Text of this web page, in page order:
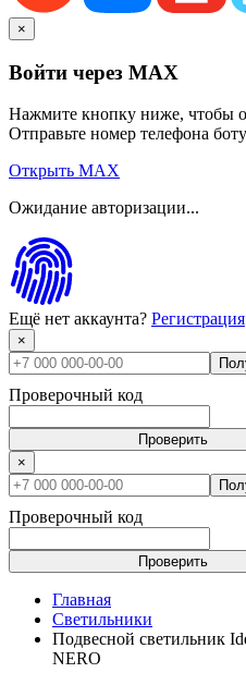
×
Войти через MAX
Нажмите кнопку ниже, чтобы
Отправьте номер телефона
Открыть MAX
Ожидание авторизации...
Ещё нет аккаунта? Регистрация
×
Проверочный код
Проверить
×
Проверочный код
Проверить
Главная
Светильники
Подвесной светильник
NERO